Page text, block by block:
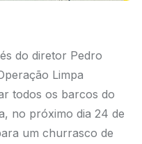
do diretor Pedro
Limpa
todos os barcos do
no próximo dia 24 de
um churrasco de